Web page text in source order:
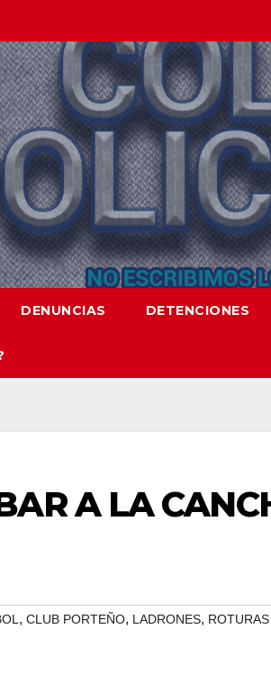
DENUNCIAS DETENCIONES
A LA
, CLUB PORTEÑO, LADRONES, ROTURAS